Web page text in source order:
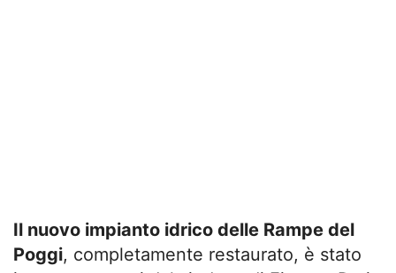
Il nuovo impianto idrico delle Rampe del
Poggi, completamente restaurato, è stato